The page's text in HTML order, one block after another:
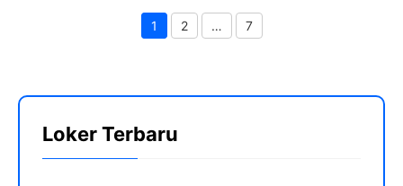
Page
1 Page
2 … 7
Loker Terbaru